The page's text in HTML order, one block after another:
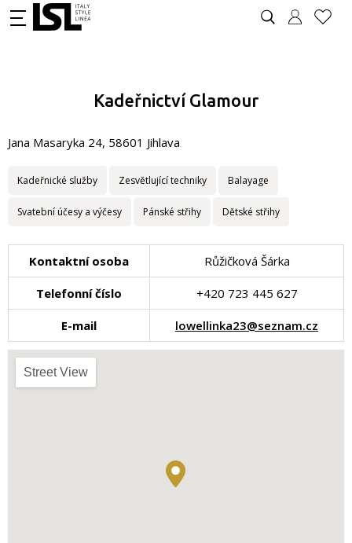
Kadeřnictví Glamour
Jana Masaryka 24, 58601 Jihlava
Kadeřnické služby Zesvětlující techniky Balayage
Svatební účesy a výčesy Pánské střihy Dětské střihy
Kontaktní osoba Růžičková Šárka
Telefonní číslo +420 723 445 627
E-mail lowellinka23@seznam.cz
Street View